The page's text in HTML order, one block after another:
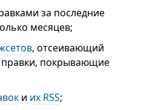
за последние
месяцев;
, отсеивающий
покрывающие
и их RSS;